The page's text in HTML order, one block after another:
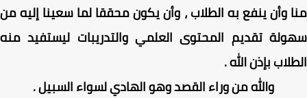
وأن ينفع به الطلاب ، وأن يكون محققا لما سعينا إليه من
تقديم المحتوى العلمي والتدريبات ليستفيد منه
بإذن الله .
والله من وراء القصد وهو الهادي لسواء السبيل .